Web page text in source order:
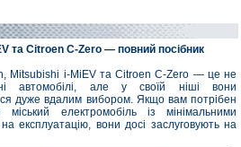
та Citroen C-Zero — повний посібник
Mitsubishi i-MiEV та Citroen C-Zero — це не
автомобілі, але у своїй ніші вони
дуже вдалим вибором. Якщо вам потрібен
міський електромобіль із мінімальними
експлуатацію, вони досі заслуговують на